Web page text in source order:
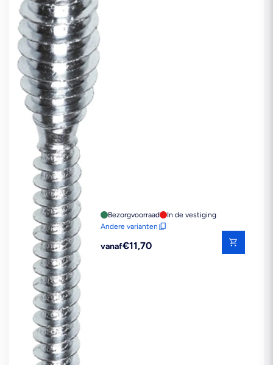
Bezorgvoorraad
In de vestiging
Andere varianten
Reguliere
vanaf€11,70